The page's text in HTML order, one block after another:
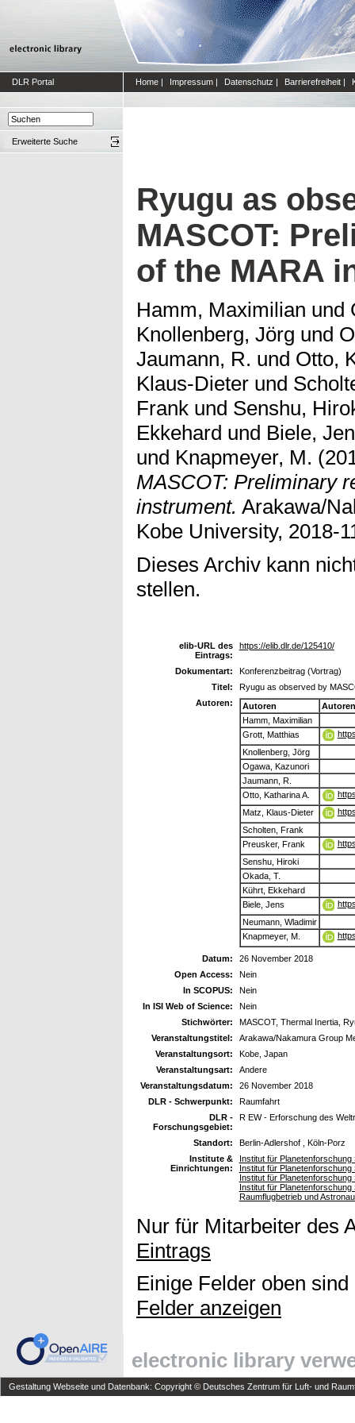
DLR Portal Home | Impressum | Datenschutz | Barrierefreiheit |
Erweiterte Suche
Ryugu as
MASCOT:
of the MARA
Hamm, Maximilian und
Knollenberg, Jörg und
Jaumann, R. und Otto,
Klaus-Dieter und
Frank und Senshu,
Ekkehard und Biele,
und Knapmeyer, M.
MASCOT: Preliminary
instrument. Arakawa/
Kobe University, 2018-
Dieses Archiv kann
stellen.
elib-URL des
Eintrags:
https://elib.dlr.de/125410/
Dokumentart:
Konferenzbeitrag (Vortrag)
Titel:
Ryugu as observed by
Autoren:
Autoren
Hamm, Maximilian
Grott, Matthias
Knollenberg, Jörg
Ogawa, Kazunori
Jaumann, R.
Otto, Katharina A.
Matz, Klaus-Dieter
Scholten, Frank
Preusker, Frank
Senshu, Hiroki
Okada, T.
Kührt, Ekkehard
Biele, Jens
Neumann, Wladimir
Knapmeyer, M.
Datum:
26 November 2018
Open Access:
Nein
In SCOPUS:
Nein
In ISI Web of Science:
Nein
Stichwörter:
MASCOT, Thermal Inertia,
Veranstaltungstitel:
Arakawa/Nakamura Group
Veranstaltungsort:
Kobe, Japan
Veranstaltungsart:
Andere
Veranstaltungsdatum:
26 November 2018
DLR - Schwerpunkt:
Raumfahrt
DLR -
Forschungsgebiet:
R EW - Erforschung des
Standort:
Berlin-Adlershof , Köln-Porz
Institute &
Einrichtungen:
Institut für Planetenforschung
Institut für Planetenforschung
Institut für Planetenforschung
Institut für Planetenforschung
Raumflugbetrieb und
Nur für Mitarbeiter des
Eintrags
Einige Felder oben
Felder anzeigen
electronic library
Gestaltung Webseite und Datenbank: Copyright © Deutsches Zentrum für Luft- und